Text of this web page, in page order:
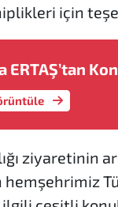
için
ERTAŞ’tan
ziyaretinin